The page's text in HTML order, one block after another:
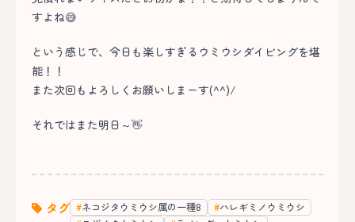
すよね😅
という感じで、今日も楽しすぎるウミウシダイビングを堪
能！！
また次回もよろしくお願いしまーす(^^)/
それではまた明日～👋
タグ ネコジタウミウシ属の一種8
ハレギミノウミウシ